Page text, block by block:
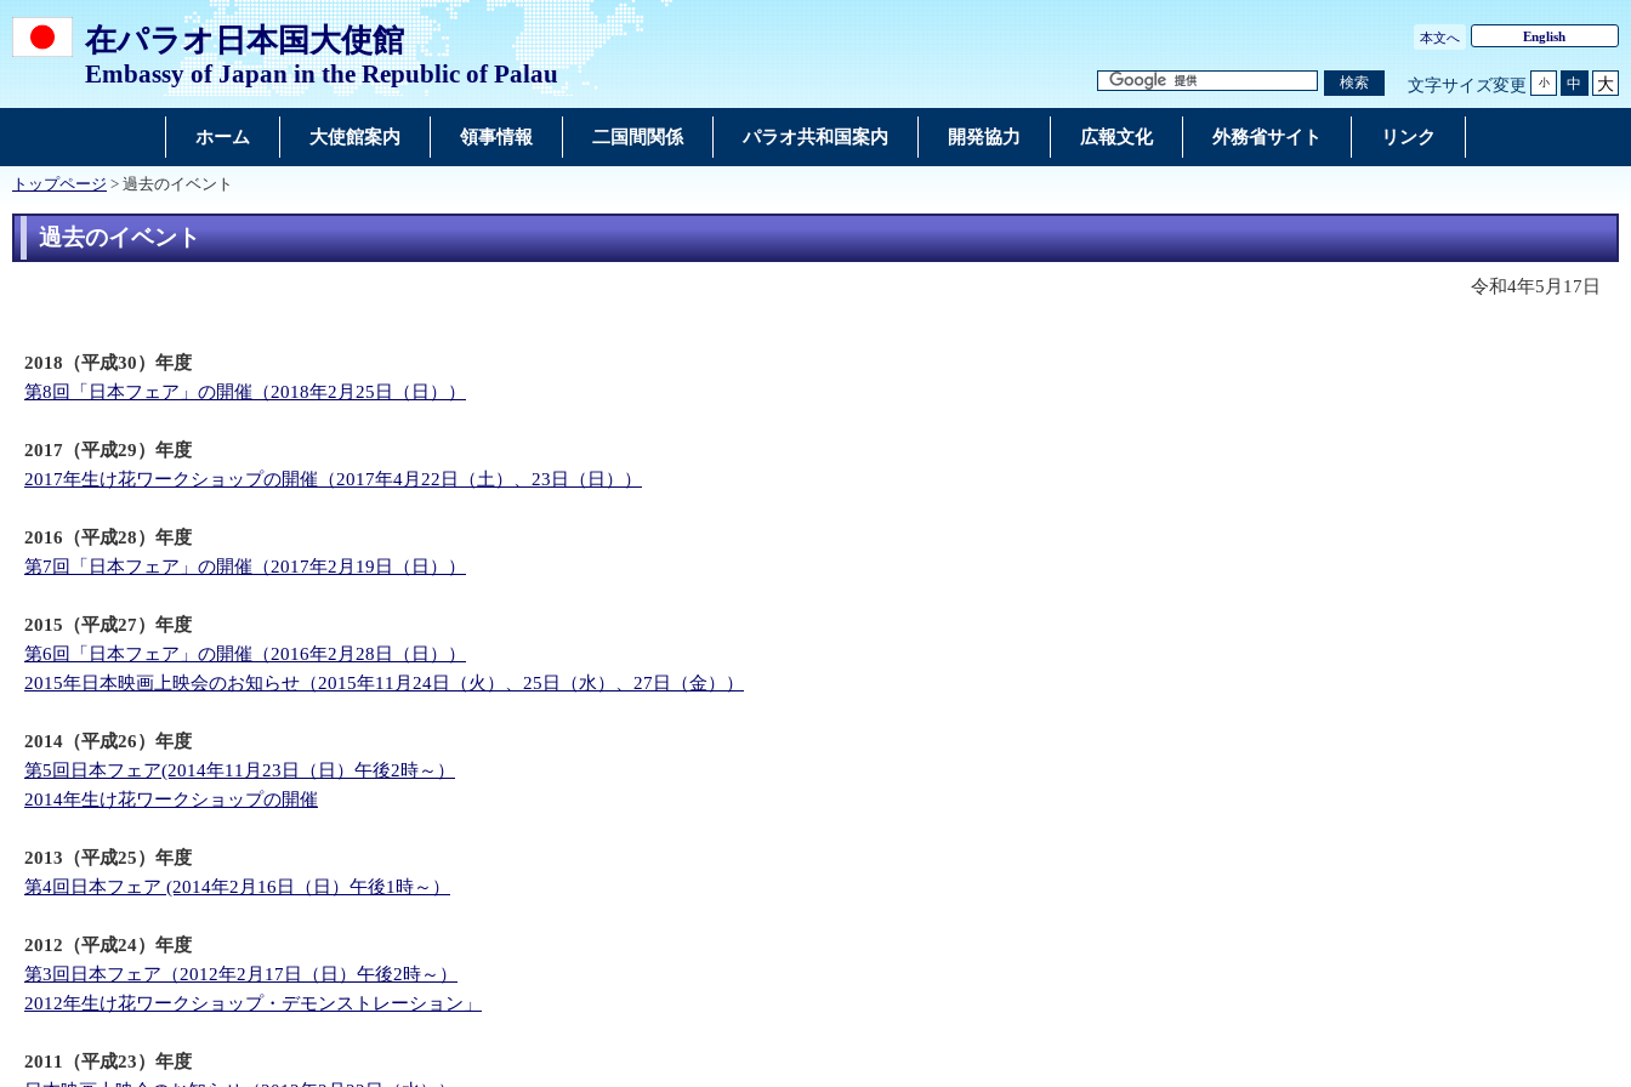
在パラオ日本国大使館
Embassy of Japan in the Republic of Palau
本文へ English
検索 文字サイズ変更 小 中 大
ホーム 大使館案内 領事情報 二国間関係 パラオ共和国案内 開発協力 広報文化 外務省サイト リンク
トップページ > 過去のイベント
過去のイベント
令和4年5月17日
2018（平成30）年度
第8回「日本フェア」の開催（2018年2月25日（日））
2017（平成29）年度
2017年生け花ワークショップの開催（2017年4月22日（土）、23日（日））
2016（平成28）年度
第7回「日本フェア」の開催（2017年2月19日（日））
2015（平成27）年度
第6回「日本フェア」の開催（2016年2月28日（日））
2015年日本映画上映会のお知らせ（2015年11月24日（火）、25日（水）、27日（金））
2014（平成26）年度
第5回日本フェア(2014年11月23日（日）午後2時～）
2014年生け花ワークショップの開催
2013（平成25）年度
第4回日本フェア (2014年2月16日（日）午後1時～）
2012（平成24）年度
第3回日本フェア（2012年2月17日（日）午後2時～）
2012年生け花ワークショップ・デモンストレーション」
2011（平成23）年度